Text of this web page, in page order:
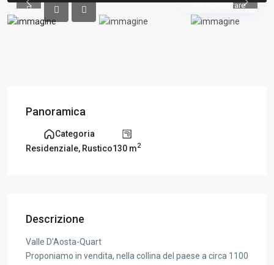
Da ristrutturare
Previous
Panoramica
Categoria
Residenziale, Rustico130 m2
Descrizione
Valle D’Aosta-Quart
Proponiamo in vendita, nella collina del paese a circa 1100